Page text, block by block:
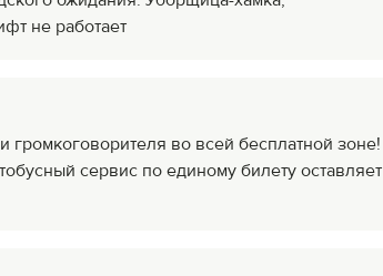
не работает
во всей бесплатной зоне!
сервис по единому билету оставляет